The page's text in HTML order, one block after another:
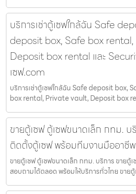
บริการเช่าตู้เซฟใกล้ฉัน Safe
deposit box, Safe box
Deposit box rental และ
เซฟ.com
บริการเช่าตู้เซฟใกล้ฉัน Safe deposit box,
box rental, Private vault, Deposit box
ขายตู้เซฟ ตู้เซฟขนาดเล็ก กทม. บ
ติดตั้งตู้เซฟ พร้อมทีมงานมืออาชี
ขายตู้เซฟ ตู้เซฟขนาดเล็ก กทม. บริการ ขาย
สอบถามได้ตลอด พร้อมให้บริการทั่วไทย ขายตู้